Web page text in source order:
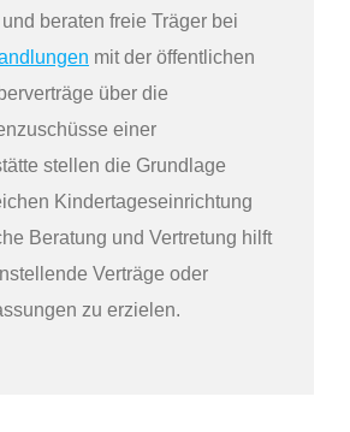
beraten freie Träger bei
mit der öffentlichen
über die
einer
stellen die Grundlage
Kindertageseinrichtung
Beratung und Vertretung hilft
Verträge oder
zu erzielen.